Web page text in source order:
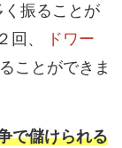
振ることが
回、
ドワー
ことができま
で儲けられる